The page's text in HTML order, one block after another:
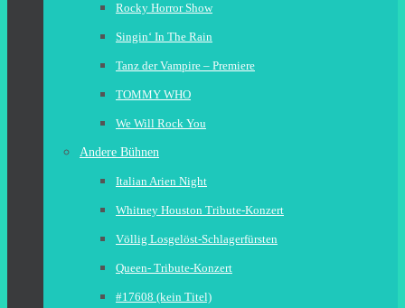
Rocky Horror Show
Singin‘ In The Rain
Tanz der Vampire – Premiere
TOMMY WHO
We Will Rock You
Andere Bühnen
Italian Arien Night
Whitney Houston Tribute-Konzert
Völlig Losgelöst-Schlagerfürsten
Queen- Tribute-Konzert
#17608 (kein Titel)